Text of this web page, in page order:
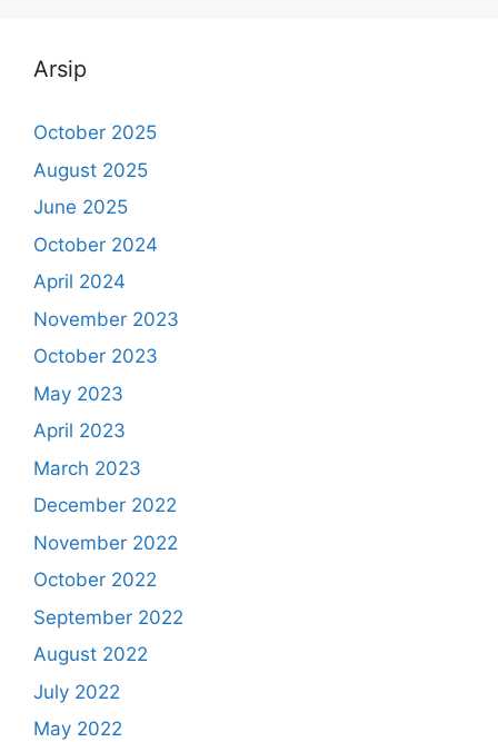
Arsip
October 2025
August 2025
June 2025
October 2024
April 2024
November 2023
October 2023
May 2023
April 2023
March 2023
December 2022
November 2022
October 2022
September 2022
August 2022
July 2022
May 2022